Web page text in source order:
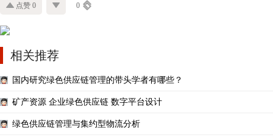
点赞 0 0
相关推荐
国内研究绿色供应链管理的带头学者有哪些？
矿产资源 企业绿色供应链 数字平台设计
绿色供应链管理与集约型物流分析